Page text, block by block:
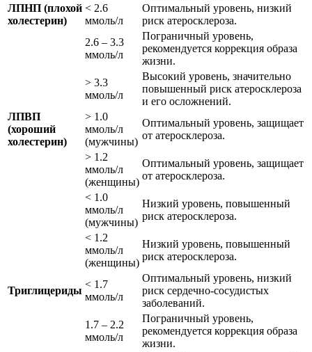
ЛПНП (плохой
холестерин)
< 2.6
ммоль/л
Оптимальный уровень, низкий
риск атеросклероза.
2.6 – 3.3
ммоль/л
Пограничный уровень,
рекомендуется коррекция образа
жизни.
> 3.3
ммоль/л
Высокий уровень, значительно
повышенный риск атеросклероза
и его осложнений.
ЛПВП
(хороший
холестерин)
> 1.0
ммоль/л
(мужчины)
Оптимальный уровень, защищает
от атеросклероза.
> 1.2
ммоль/л
(женщины)
Оптимальный уровень, защищает
от атеросклероза.
< 1.0
ммоль/л
(мужчины)
Низкий уровень, повышенный
риск атеросклероза.
< 1.2
ммоль/л
(женщины)
Низкий уровень, повышенный
риск атеросклероза.
Триглицериды
< 1.7
ммоль/л
Оптимальный уровень, низкий
риск сердечно-сосудистых
заболеваний.
1.7 – 2.2
ммоль/л
Пограничный уровень,
рекомендуется коррекция образа
жизни.